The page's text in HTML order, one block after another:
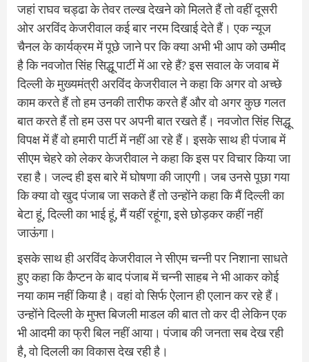
जहां राघव चड्ढा के तेवर तल्ख देखने को मिलते हैं तो वहीं दूसरी
ओर अरविंद केजरीवाल कई बार नरम दिखाई देते हैं। एक न्यूज
चैनल के कार्यक्रम में पूछे जाने पर कि क्या अभी भी आप को उम्मीद
है कि नवजोत सिंह सिद्धू पार्टी में आ रहे हैं? इस सवाल के जवाब में
दिल्ली के मुख्यमंत्री अरविंद केजरीवाल ने कहा कि अगर वो अच्छे
काम करते हैं तो हम उनकी तारीफ करते हैं और वो अगर कुछ गलत
बात करते हैं तो हम उस पर अपनी बात रखते हैं। नवजोत सिंह सिद्धू
विपक्ष में हैं वो हमारी पार्टी में नहीं आ रहे हैं। इसके साथ ही पंजाब में
सीएम चेहरे को लेकर केजरीवाल ने कहा कि इस पर विचार किया जा
रहा है। जल्द ही इस बारे में घोषणा की जाएगी। जब उनसे पूछा गया
कि क्या वो खुद पंजाब जा सकते हैं तो उन्होंने कहा कि मैं दिल्ली का
बेटा हूं, दिल्ली का भाई हूं, मैं यहीं रहूंगा, इसे छोड़कर कहीं नहीं
जाऊंगा।
इसके साथ ही अरविंद केजरीवाल ने सीएम चन्नी पर निशाना साधते
हुए कहा कि कैप्टन के बाद पंजाब में चन्नी साहब ने भी आकर कोई
नया काम नहीं किया है। वहां वो सिर्फ ऐलान ही एलान कर रहे हैं।
उन्होंने दिल्ली के मुफ्त बिजली माडल की बात तो कर दी लेकिन एक
भी आदमी का फ्री बिल नहीं आया। पंजाब की जनता सब देख रही
है, वो दिलली का विकास देख रही है।